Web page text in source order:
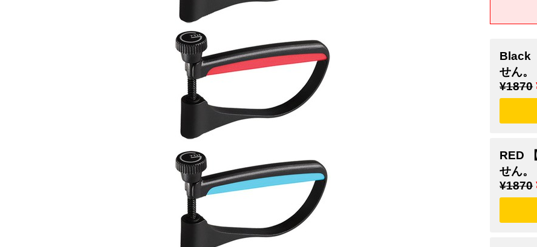
Black
せん。
¥1870
RED
せん。
¥1870